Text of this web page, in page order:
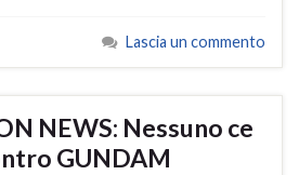
Lascia un commento
NEWS: Nessuno ce
GUNDAM